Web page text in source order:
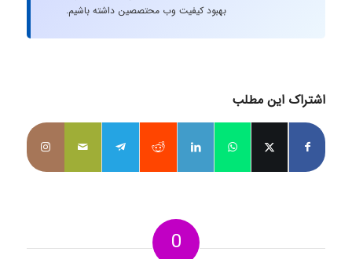
بهبود کیفیت وب محتصصین داشته باشیم.
اشتراک این مطلب
0